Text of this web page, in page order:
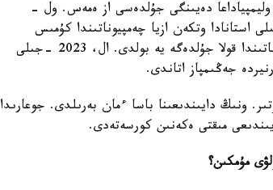
وليمپياداعا دەيىنگى جۇلدەسى از ەمەس. ول -
ەل چەمپيونى. 2021 -جىلى بىشكەكتە، 2022 -جىلى استانادا وتكەن ازيا چەمپيوناتىندا كۇمىس
جۇلدەنى يەلەندى. ەكى جىل بۇرىن تاشكەنتتەگى الەم چەمپيوناتىندا قولا جۇلدەگە يە بولدى. ال، 2023 -جىلى
جەڭىمپاز اتاندى.
ونىڭ دايىندىعىنا باسا ءمان بەرىلدى. جوعارىدا
مىقتى ەكەنىن كورسەتەدى.
مۇمكىن؟